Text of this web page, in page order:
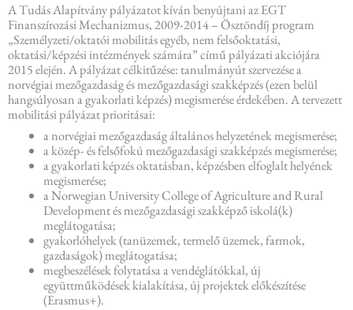
A Tudás Alapítvány pályázatot kíván benyújtani az EGT
Finanszírozási Mechanizmus, 2009-2014 – Ösztöndíj program
„Személyzeti/oktatói mobilitás egyéb, nem felsőoktatási,
oktatási/képzési intézmények számára” című pályázati akciójára
2015 elején. A pályázat célkitűzése: tanulmányút szervezése a
norvégiai mezőgazdaság és mezőgazdasági szakképzés (ezen belül
hangsúlyosan a gyakorlati képzés) megismerése érdekében. A tervezett
mobilitási pályázat prioritásai:
a norvégiai mezőgazdaság általános helyzetének megismerése;
a közép- és felsőfokú mezőgazdasági szakképzés megismerése;
a gyakorlati képzés oktatásban, képzésben elfoglalt helyének
megismerése;
a Norwegian University College of Agriculture and Rural
Development és mezőgazdasági szakképző iskolá(k)
meglátogatása;
gyakorlóhelyek (tanüzemek, termelő üzemek, farmok,
gazdaságok) meglátogatása;
megbeszélések folytatása a vendéglátókkal, új
együttműködések kialakítása, új projektek előkészítése
(Erasmus+).